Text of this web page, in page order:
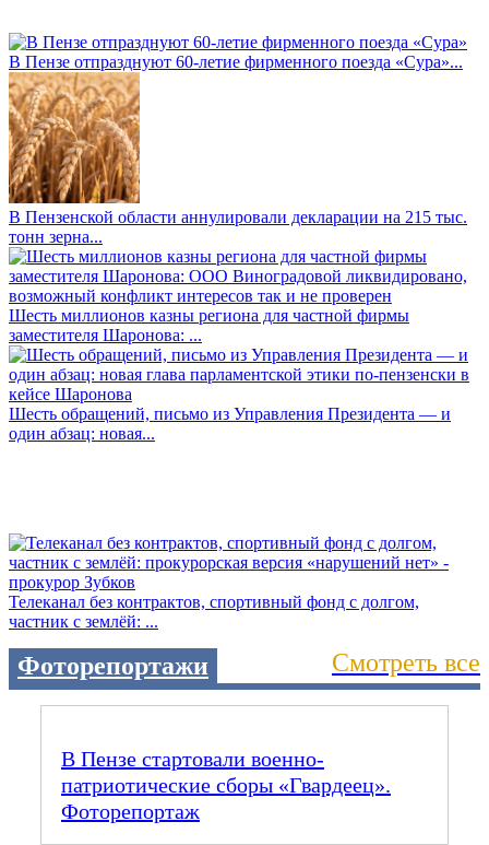
В Пензе отпразднуют 60-летие фирменного поезда «Сура»...
В Пензенской области аннулировали декларации на 215 тыс.
тонн зерна...
Шесть миллионов казны региона для частной фирмы
заместителя Шаронова: ...
Шесть обращений, письмо из Управления Президента — и
один абзац: новая...
Телеканал без контрактов, спортивный фонд с долгом,
частник с землёй: ...
Фоторепортажи Смотреть все
В Пензе стартовали военно-
патриотические сборы «Гвардеец».
Фоторепортаж